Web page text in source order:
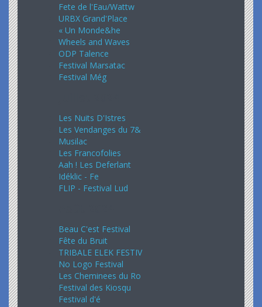
Fete de l'Eau/Wattw
URBX Grand'Place
« Un Monde&he
Wheels and Waves
ODP Talence
Festival Marsatac
Festival Még
Les Nuits D'Istres
Les Vendanges du 7&
Musilac
Les Francofolies
Aah ! Les Deferlant
Idéklic - Fe
FLIP - Festival Lud
Beau C'est Festival
Fête du Bruit
TRIBALE ELEK FESTIV
No Logo Festival
Les Cheminees du Ro
Festival des Kiosqu
Festival d'é